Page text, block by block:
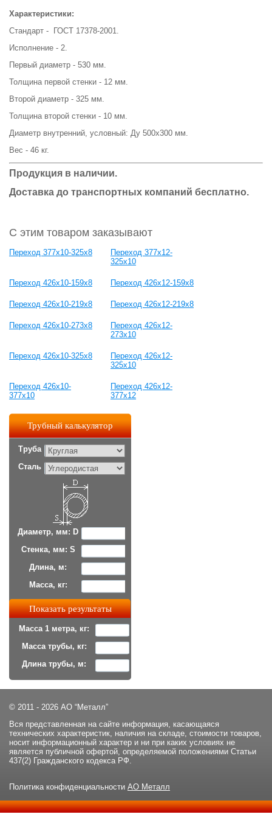
Характеристики:
Стандарт - ГОСТ 17378-2001.
Исполнение - 2.
Первый диаметр - 530 мм.
Толщина первой стенки - 12 мм.
Второй диаметр - 325 мм.
Толщина второй стенки - 10 мм.
Диаметр внутренний, условный: Ду 500х300 мм.
Вес - 46 кг.
Продукция в наличии.
Доставка до транспортных компаний бесплатно.
С этим товаром заказывают
Переход 377х10-325х8
Переход 377х12-
325х10
Переход 426х10-159х8 Переход 426х12-159х8
Переход 426х10-219х8 Переход 426х12-219х8
Переход 426х10-273х8
Переход 426х12-
273х10
Переход 426х10-325х8
Переход 426х12-
325х10
Переход 426х10-
377х10
Переход 426х12-
377х12
Трубный калькулятор
Труба
Сталь
Диаметр, мм: D
Стенка, мм: S
Длина, м:
Масса, кг:
Масса 1 метра, кг:
Масса трубы, кг:
Длина трубы, м:
© 2011 - 2026 АО “Металл”
Вся представленная на сайте информация, касающаяся
технических характеристик, наличия на складе, стоимости товаров,
носит информационный характер и ни при каких условиях не
является публичной офертой, определяемой положениями Статьи
437(2) Гражданского кодекса РФ.
Политика конфиденциальности АО Металл